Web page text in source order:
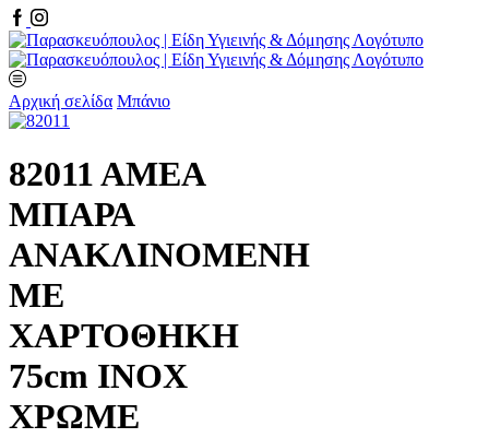
Facebook
Instagram
Αρχική σελίδα Μπάνιο
82011 ΑΜΕΑ
ΜΠΑΡΑ
ΑΝΑΚΛΙΝΟΜΕΝΗ
ΜΕ
ΧΑΡΤΟΘΗΚΗ
75cm INOX
ΧΡΩΜΕ